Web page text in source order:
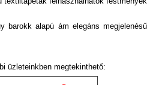
barokk alapú ám elegáns megjelenésű
üzleteinkben megtekinthető: